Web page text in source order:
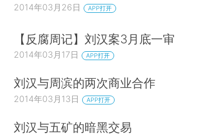
2014年03月26日 APP打开
【反腐周记】刘汉案3月底一审
2014年03月17日 APP打开
刘汉与周滨的两次商业合作
2014年03月13日 APP打开
刘汉与五矿的暗黑交易